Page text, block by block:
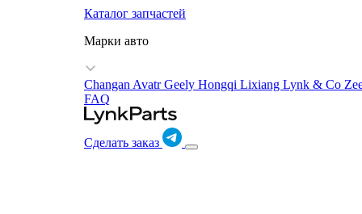
Каталог запчастей
Марки авто
Changan AvatrGeely Hongqi Lixiang Lynk & Co
FAQ
Сделать заказ